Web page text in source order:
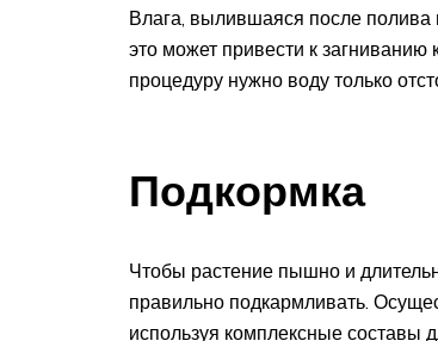
Влага, вылившаяся после полива
это может привести к
процедуру нужно воду только
Подкормка
Чтобы растение пышно и
правильно подкармливать.
используя комплексные составы